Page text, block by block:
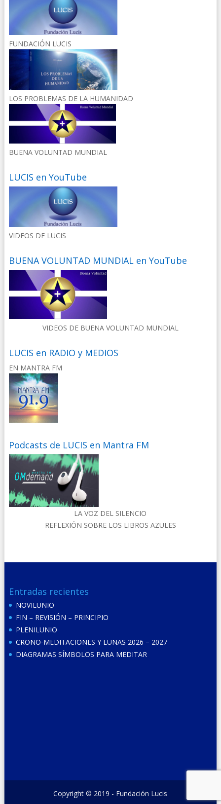
FUNDACIÓN LUCIS
LOS PROBLEMAS DE LA HUMANIDAD
BUENA VOLUNTAD MUNDIAL
LUCIS en YouTube
VIDEOS DE LUCIS
BUENA VOLUNTAD MUNDIAL en YouTube
VIDEOS DE BUENA VOLUNTAD MUNDIAL
LUCIS en RADIO y MEDIOS
EN MANTRA FM
Podcasts de LUCIS en Mantra FM
LA VOZ DEL SILENCIO
REFLEXIÓN SOBRE LOS LIBROS AZULES
Entradas recientes
NOVILUNIO
FIN – REVISIÓN – PRINCIPIO
PLENILUNIO
CRONO-MEDITACIONES Y LUNAS 2026 – 2027
DIAGRAMAS SÍMBOLOS PARA MEDITAR
Copyright © 2019 - Fundación Lucis